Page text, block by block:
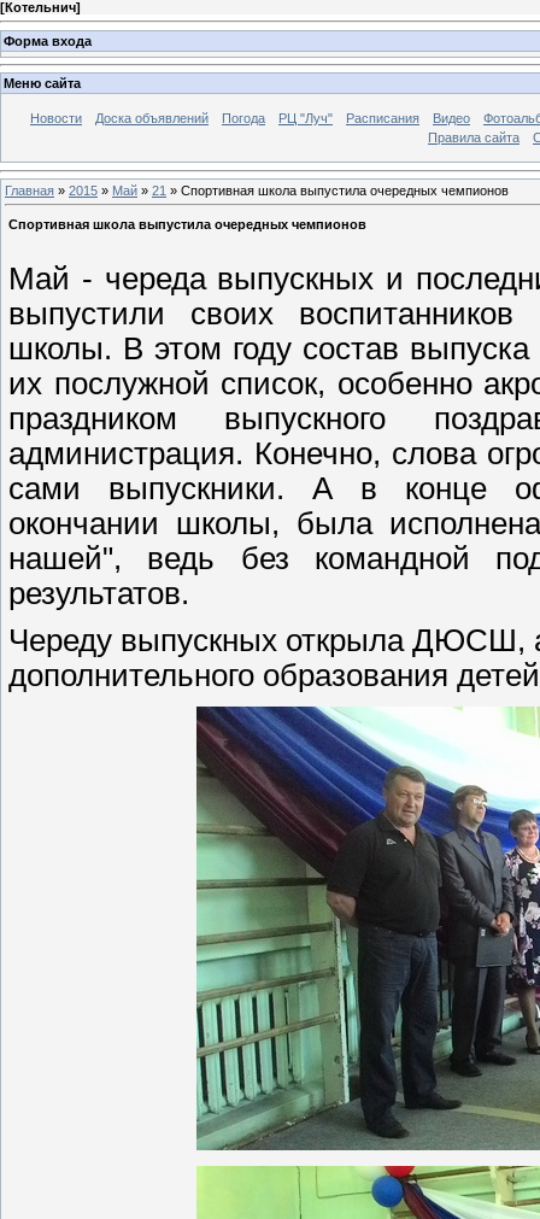
[Котельнич]
Форма входа
Меню сайта
Новости Доска объявлений Погода РЦ "Луч" Расписания Видео
Правила сайта
Главная » 2015 » Май » 21 » Спортивная школа выпустила очередных чемпионов
Спортивная школа выпустила очередных чемпионов
Май - череда выпускных и
выпустили своих воспитанников
школы. В этом году состав
их послужной список, особенно
праздником выпускного
администрация. Конечно, слова
сами выпускники. А в конце
окончании школы, была
нашей", ведь без командной
результатов.
Череду выпускных открыла ДЮСШ,
дополнительного образования